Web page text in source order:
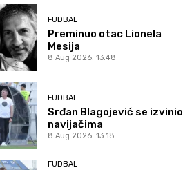
FUDBAL
Preminuo otac Lionela
Mesija
8 Aug 2026. 13:48
FUDBAL
Srđan Blagojević se izvinio
navijačima
8 Aug 2026. 13:18
FUDBAL